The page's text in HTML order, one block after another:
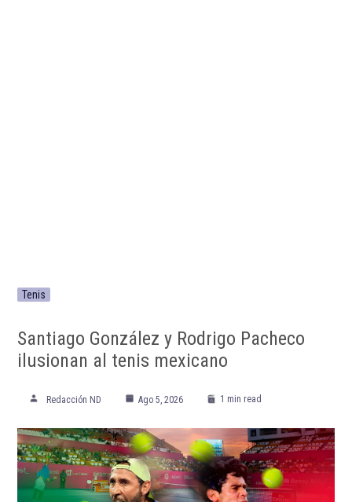
Tenis
Santiago González y Rodrigo Pacheco
ilusionan al tenis mexicano
Redacción ND Ago 5, 2026 1 min read